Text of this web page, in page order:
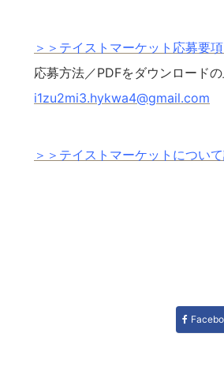
＞＞テイストマーケット応募要項
応募方法／PDFをダウンロード
i1zu2mi3.hykwa4@gmail.com
＞＞テイストマーケットについて